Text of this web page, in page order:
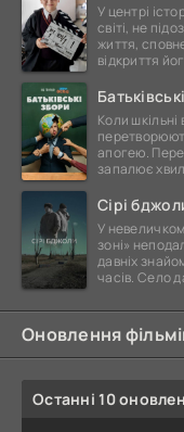
У центрі
світі, не
життя,
відкриття
Коли
апогею.
запалює
Сірі
У
зоні»
давніх
часів. Село
Оновлення
Останні 10